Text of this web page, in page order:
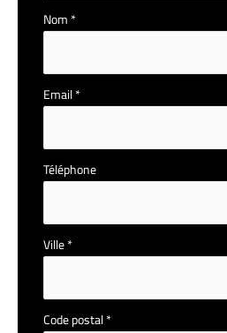
téléphone
Nom*
Email*
Téléphone
Ville*
Code postal*